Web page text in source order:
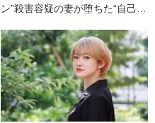
ン”殺害容疑の妻が堕ちた“自己承
欺罪で懲役4年6か月求刑》